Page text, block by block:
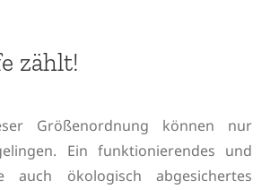
zählt!
Größenordnung können nur
Ein funktionierendes und
auch ökologisch abgesichertes